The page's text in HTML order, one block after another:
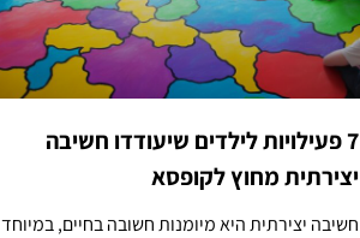
7 פעילויות לילדים שיעודדו חשיבה
יצירתית מחוץ לקופסא
חשיבה יצירתית היא מיומנות חשובה בחיים, במיוחד